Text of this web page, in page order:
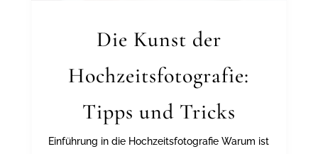
Die Kunst der
Hochzeitsfotografie:
Tipps und Tricks
Einführung in die Hochzeitsfotografie Warum ist